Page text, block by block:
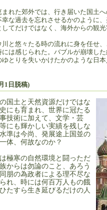
れた郊外では、行き届いた国土
な過去を忘れさせるかのように
してだけではなく、海外からの
と悠々たる時の流れに身を任せ
は感じられた。バブルが崩壊し
ゆとりを失いかけたかのよう
1日脱稿)
国土と天然資源だけではな
にも育まれ、世界に冠たる
技術に加えて、文学・芸
にも輝かしい実績を残しな
準は今尚、発展途上国並の
体、何故なのか？
極寒の自然環境と闘っただ
からは勿論のこと、あろう
朋の為政者による理不尽な
れ、時には何百万人もの餓
たすら生き延びるだけの人